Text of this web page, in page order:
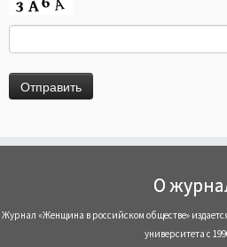
О
Журнал «Женщина в российском обществе»
университета с